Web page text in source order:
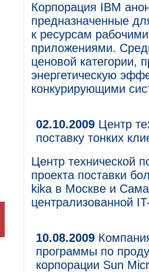
Корпорация IBM
предназначенные
к ресурсам
приложениями.
ценовой категории,
энергетическую
конкурирующими
02.10.2009 Центр
поставку тонких
Центр технической
проекта поставки
kika в Москве и
централизованной
10.08.2009
программы по
корпорации Sun